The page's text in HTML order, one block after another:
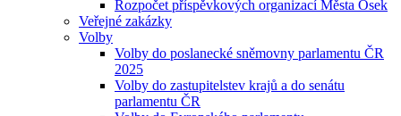
Rozpočet příspěvkových organizací Města Osek
Veřejné zakázky
Volby
Volby do poslanecké sněmovny parlamentu ČR
2025
Volby do zastupitelstev krajů a do senátu
parlamentu ČR